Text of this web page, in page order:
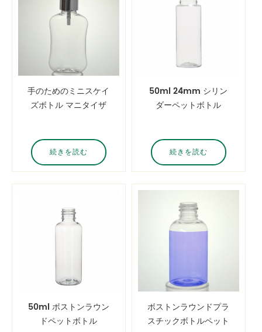
手のためのミニスケイ
ズボトル マニタイザ
ボトル
続きを読む
50ml 24mm シリン
ダーペットボトル
続きを読む
50ml ボストンラウン
ドペットボトル
ボストンラウンドプラ
スチックボトルペット